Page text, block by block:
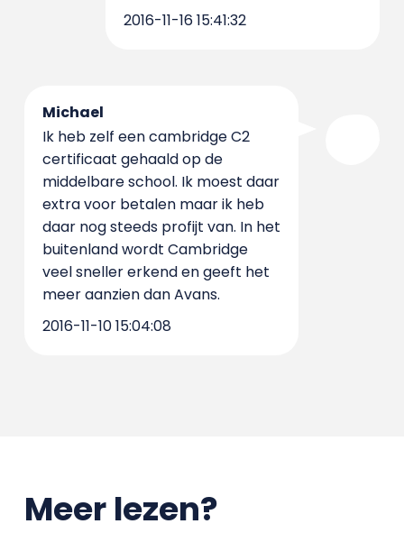
2016-11-16 15:41:32
Michael
Ik heb zelf een cambridge C2
certificaat gehaald op de
middelbare school. Ik moest daar
extra voor betalen maar ik heb
daar nog steeds profijt van. In het
buitenland wordt Cambridge
veel sneller erkend en geeft het
meer aanzien dan Avans.
2016-11-10 15:04:08
Meer lezen?